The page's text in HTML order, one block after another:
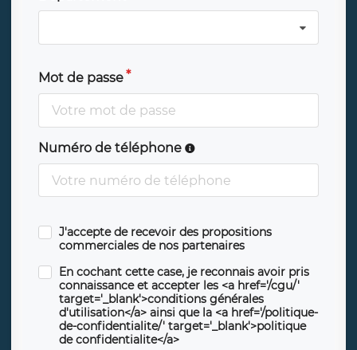
Mot de passe
Numéro de téléphone
J'accepte de recevoir des propositions
commerciales de nos partenaires
En cochant cette case, je reconnais avoir pris
connaissance et accepter les <a href='/cgu/'
target='_blank'>conditions générales
d'utilisation</a> ainsi que la <a href='/politique-
de-confidentialite/' target='_blank'>politique
de confidentialite</a>